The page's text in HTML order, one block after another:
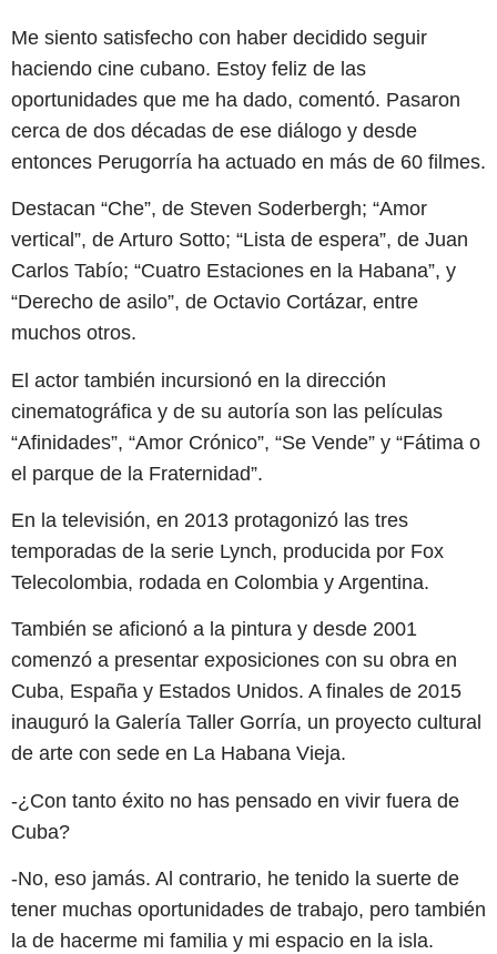
Me siento satisfecho con haber decidido seguir
haciendo cine cubano. Estoy feliz de las
oportunidades que me ha dado, comentó. Pasaron
cerca de dos décadas de ese diálogo y desde
entonces Perugorría ha actuado en más de 60 filmes.
Destacan “Che”, de Steven Soderbergh; “Amor
vertical”, de Arturo Sotto; “Lista de espera”, de Juan
Carlos Tabío; “Cuatro Estaciones en la Habana”, y
“Derecho de asilo”, de Octavio Cortázar, entre
muchos otros.
El actor también incursionó en la dirección
cinematográfica y de su autoría son las películas
“Afinidades”, “Amor Crónico”, “Se Vende” y “Fátima o
el parque de la Fraternidad”.
En la televisión, en 2013 protagonizó las tres
temporadas de la serie Lynch, producida por Fox
Telecolombia, rodada en Colombia y Argentina.
También se aficionó a la pintura y desde 2001
comenzó a presentar exposiciones con su obra en
Cuba, España y Estados Unidos. A finales de 2015
inauguró la Galería Taller Gorría, un proyecto cultural
de arte con sede en La Habana Vieja.
-¿Con tanto éxito no has pensado en vivir fuera de
Cuba?
-No, eso jamás. Al contrario, he tenido la suerte de
tener muchas oportunidades de trabajo, pero también
la de hacerme mi familia y mi espacio en la isla.